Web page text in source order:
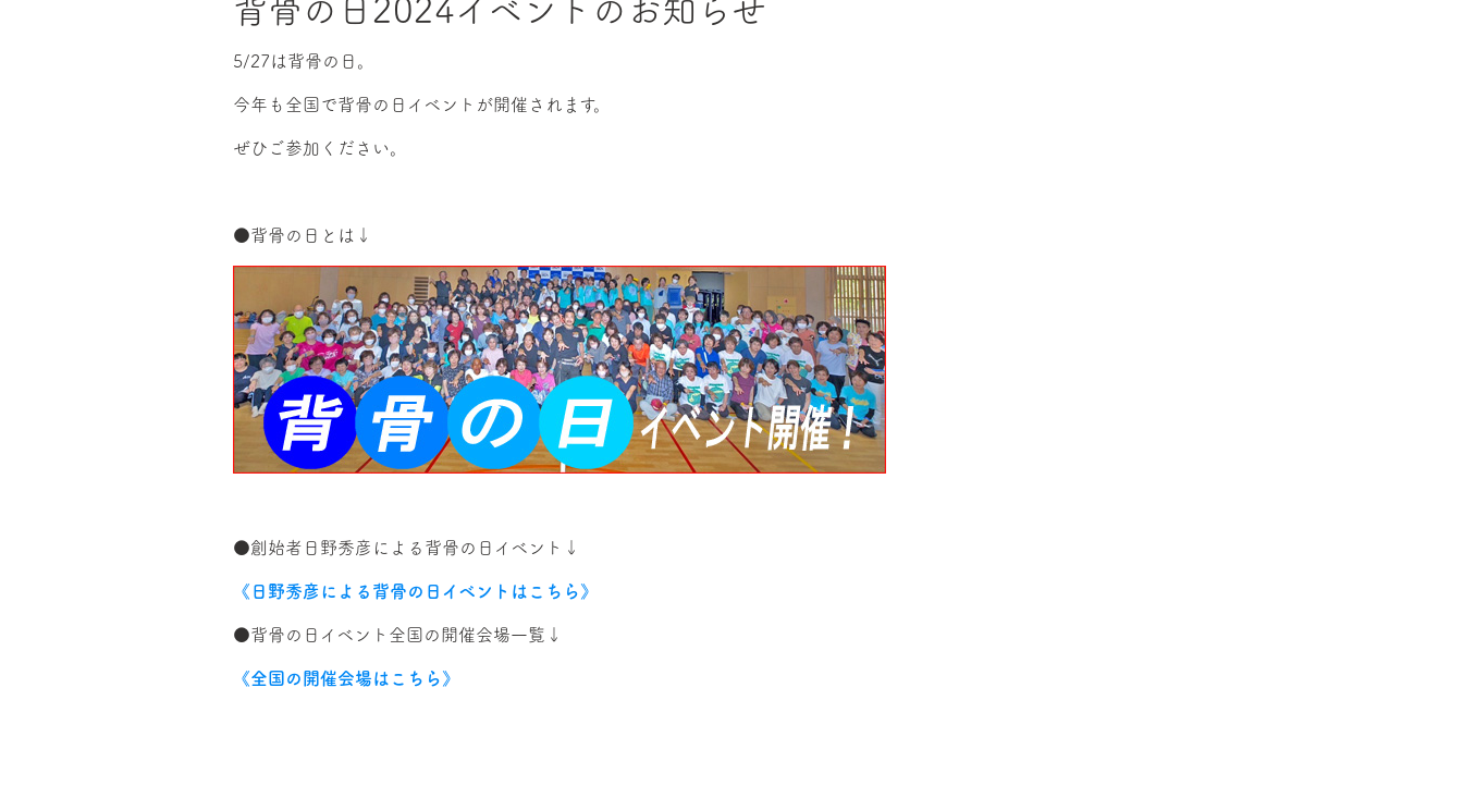
背骨の日2024イベントのお知らせ
5/27は背骨の日。
今年も全国で背骨の日イベントが開催されます。
ぜひご参加ください。
●背骨の日とは↓
●創始者日野秀彦による背骨の日イベント↓
《日野秀彦による背骨の日イベントはこちら》
●背骨の日イベント全国の開催会場一覧↓
《全国の開催会場はこちら》